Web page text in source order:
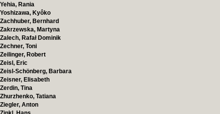
Yehia, Rania
Yoshizawa, Kyôko
Zachhuber, Bernhard
Zakrzewska, Martyna
Zalech, Rafał Dominik
Zechner, Toni
Zeilinger, Robert
Zeisl, Eric
Zeisl-Schönberg, Barbara
Zeisner, Elisabeth
Zerdin, Tina
Zhurzhenko, Tatiana
Ziegler, Anton